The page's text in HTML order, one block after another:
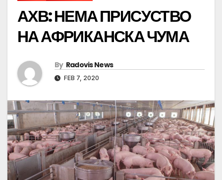
АХВ: НЕМА ПРИСУСТВО
НА АФРИКАНСКА ЧУМА
By Radovis News
FEB 7, 2020